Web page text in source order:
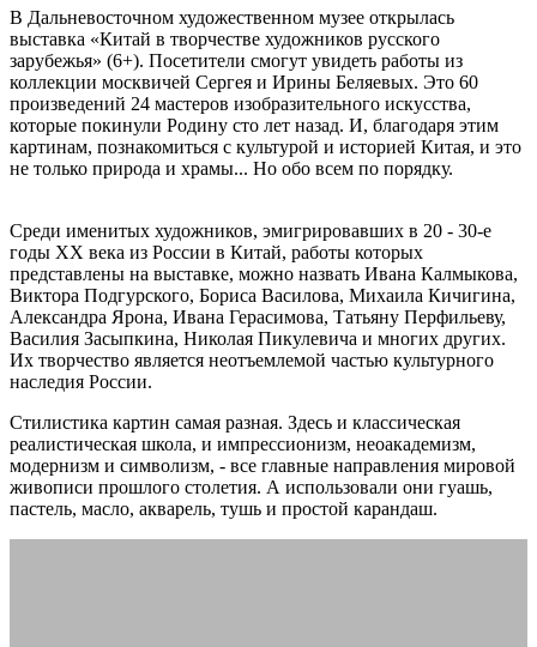
В Дальневосточном художественном музее открылась
выставка «Китай в творчестве художников русского
зарубежья» (6+). Посетители смогут увидеть работы из
коллекции москвичей Сергея и Ирины Беляевых. Это 60
произведений 24 мастеров изобразительного искусства,
которые покинули Родину сто лет назад. И, благодаря этим
картинам, познакомиться с культурой и историей Китая, и это
не только природа и храмы... Но обо всем по порядку.
Среди именитых художников, эмигрировавших в 20 - 30-е
годы XX века из России в Китай, работы которых
представлены на выставке, можно назвать Ивана Калмыкова,
Виктора Подгурского, Бориса Василова, Михаила Кичигина,
Александра Ярона, Ивана Герасимова, Татьяну Перфильеву,
Василия Засыпкина, Николая Пикулевича и многих других.
Их творчество является неотъемлемой частью культурного
наследия России.
Стилистика картин самая разная. Здесь и классическая
реалистическая школа, и импрессионизм, неоакадемизм,
модернизм и символизм, - все главные направления мировой
живописи прошлого столетия. А использовали они гуашь,
пастель, масло, акварель, тушь и простой карандаш.